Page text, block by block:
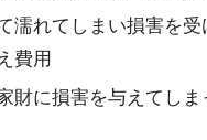
濡れてしまい損害を
費用
財に損害を与えてし